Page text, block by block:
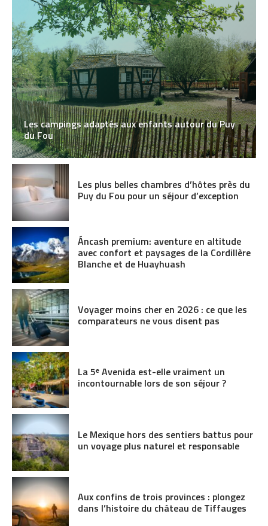
Les campings adaptés aux enfants autour du Puy
du Fou
Les plus belles chambres d’hôtes près du
Puy du Fou pour un séjour d’exception
Áncash premium: aventure en altitude
avec confort et paysages de la Cordillère
Blanche et de Huayhuash
Voyager moins cher en 2026 : ce que les
comparateurs ne vous disent pas
La 5ᵉ Avenida est-elle vraiment un
incontournable lors de son séjour ?
Le Mexique hors des sentiers battus pour
un voyage plus naturel et responsable
Aux confins de trois provinces : plongez
dans l’histoire du château de Tiffauges